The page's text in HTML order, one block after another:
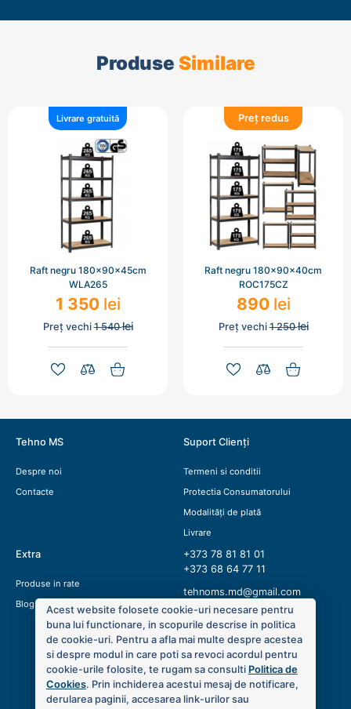
Produse Similare
Livrare gratuită
Raft negru 180x90x45cm
WLA265
1 350 lei
Preț vechi1 540lei
Preț redus
Raft negru 180x90x40cm
ROC175CZ
890 lei
Preț vechi1 250lei
Tehno MS
Despre noi
Contacte
Suport Clienți
Termeni si conditii
Protectia Consumatorului
Modalități de plată
Livrare
Extra
Produse in rate
Blog
+373 78 81 81 01
+373 68 64 77 11
tehnoms.md@gmail.com
Acest website folosete cookie-uri necesare pentru
buna lui functionare, in scopurile descrise in politica
de cookie-uri. Pentru a afla mai multe despre acestea
si despre modul in care poti sa revoci acordul pentru
cookie-urile folosite, te rugam sa consulti Politica de
Cookies. Prin inchiderea acestui mesaj de notificare,
derularea paginii, accesarea link-urilor sau